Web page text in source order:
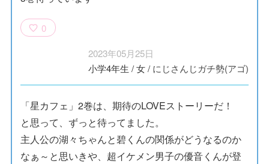
0
2023年05月25日
小学4年生 /女/ にじさんじガチ勢(アゴ)
「星カフェ」2巻は、期待のLOVEストーリーだ！
と思って、ずっと待ってました。
主人公の湖々ちゃんと碧くんの関係がどうなるのか
なぁ～と思いきや、超イケメン男子の優音くんが登